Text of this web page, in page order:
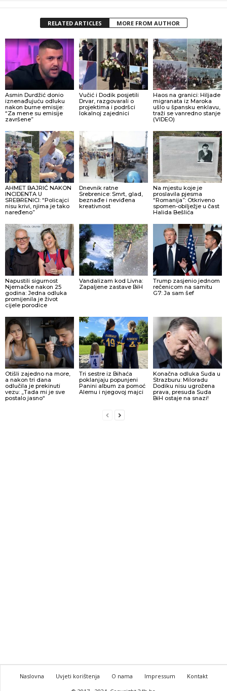
RELATED ARTICLES MORE FROM AUTHOR
Asmin Durdžić donio
iznenađujuću odluku
nakon burne emisije:
“Za mene su emisije
završene”
Vučić i Dodik posjetili
Drvar, razgovarali o
projektima i podršci
lokalnoj zajednici
Haos na granici: Hiljade
migranata iz Maroka
ušlo u špansku enklavu,
traži se vanredno stanje
(VIDEO)
AHMET BAJRIĆ NAKON
INCIDENTA U
SREBRENICI: “Policajci
nisu krivi, njima je tako
naređeno”
Dnevnik ratne
Srebrenice: Smrt, glad,
beznađe i neviđena
kreativnost
Na mjestu koje je
proslavila pjesma
“Romanija”: Otkriveno
spomen-obilježje u čast
Halida Bešlića
Napustili sigurnost
Njemačke nakon 25
godina: Jedna odluka
promijenila je život
cijele porodice
Vandalizam kod Livna:
Zapaljene zastave BiH
Trump zasjenio jednom
rečenicom na samitu
G7: Ja sam šef
Otišli zajedno na more,
a nakon tri dana
odlučila je prekinuti
vezu: „Tada mi je sve
postalo jasno“
Tri sestre iz Bihaća
poklanjaju popunjeni
Panini album za pomoć
Alemu i njegovoj majci
Konačna odluka Suda u
Strazburu: Miloradu
Dodiku nisu ugrožena
prava, presuda Suda
BiH ostaje na snazi!
Naslovna Uvjeti korištenja O nama Impressum
Kontakt